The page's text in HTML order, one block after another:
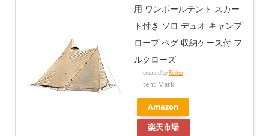
用 ワンポールテント スカー
ト付き ソロ デュオ キャンプ
ロープ ペグ 収納ケース付 フ
ルクローズ
created byRinker
tent-Mark
Amazon
楽天市場